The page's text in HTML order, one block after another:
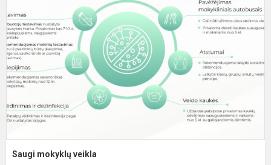
Saugi mokyklų veikla